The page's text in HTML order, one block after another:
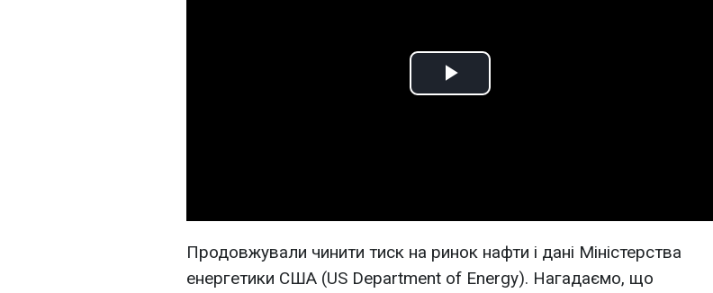
Play
Продовжували чинити тиск на ринок нафти і дані Міністерства
енергетики США (US Department of Energy). Нагадаємо, що